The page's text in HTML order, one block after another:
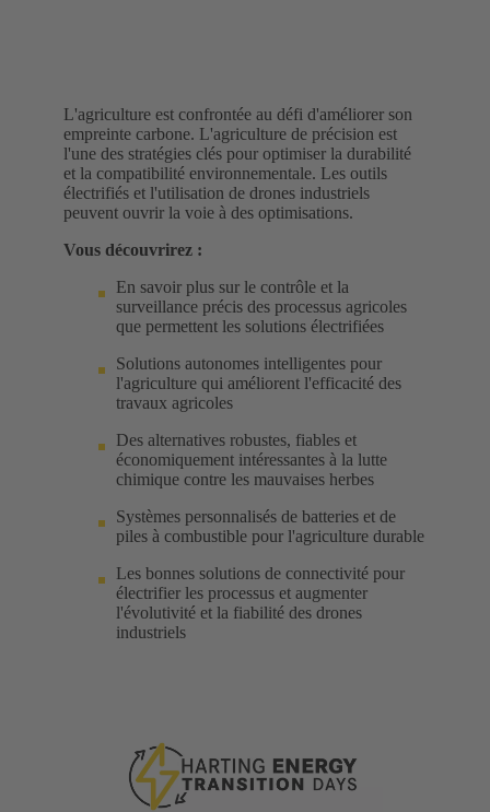
L'agriculture est confrontée au défi d'améliorer son
empreinte carbone. L'agriculture de précision est
l'une des stratégies clés pour optimiser la durabilité
et la compatibilité environnementale. Les outils
électrifiés et l'utilisation de drones industriels
peuvent ouvrir la voie à des optimisations.
Vous découvrirez :
En savoir plus sur le contrôle et la
surveillance précis des processus agricoles
que permettent les solutions électrifiées
Solutions autonomes intelligentes pour
l'agriculture qui améliorent l'efficacité des
travaux agricoles
Des alternatives robustes, fiables et
économiquement intéressantes à la lutte
chimique contre les mauvaises herbes
Systèmes personnalisés de batteries et de
piles à combustible pour l'agriculture durable
Les bonnes solutions de connectivité pour
électrifier les processus et augmenter
l'évolutivité et la fiabilité des drones
industriels